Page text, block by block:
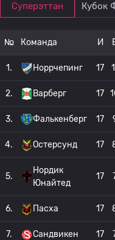
Суперэттан Кубок
№ Команда И
1. Норрчепинг 17
2. Варберг 17
3. Фалькенберг 17
4. Остерсунд 17
5.
Нордик
Юнайтед
17
6. Пасха 17
7. Сандвикен 17